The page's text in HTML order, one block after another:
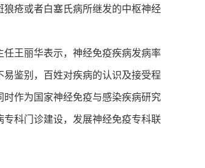
疮或者白塞氏病所继发的中枢神经
王丽华表示，神经免疫疾病发病率
鉴别，百姓对疾病的认识及接受程
作为国家神经免疫与感染疾病研究
科门诊建设，发展神经免疫专科联